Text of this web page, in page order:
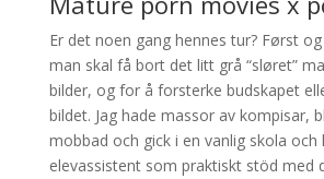
Er det noen gang hennes tur? Først
man skal få bort det litt grå “sløret”
bilder, og for å forsterke budskapet
bildet. Jag hade massor av kompisar,
mobbad och gick i en vanlig skola och
elevassistent som praktiskt stöd med